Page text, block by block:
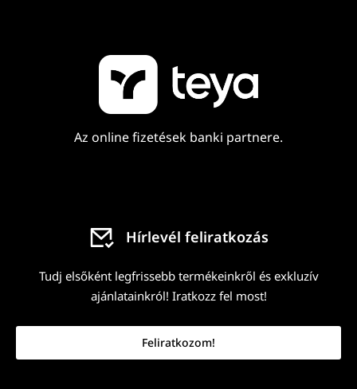
Az online fizetések banki partnere.
Hírlevél feliratkozás
Tudj elsőként legfrissebb termékeinkről és exkluzív
ajánlatainkról! Iratkozz fel most!
Feliratkozom!